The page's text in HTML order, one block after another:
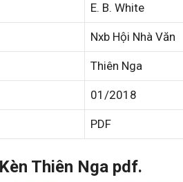
E. B. White
Nxb Hội Nhà Văn
Thiên Nga
01/2018
PDF
Thiên Nga pdf.